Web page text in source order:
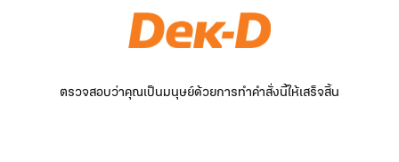
ตรวจสอบว่าคุณเป็นมนุษย์ด้วยการทำคำสั่งนี้ให้เสร็จสิ้น